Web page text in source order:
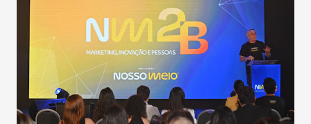
aumento de casos de dengue, influenza ou H1N1. Trata-se
de uma epidemia com um vírus diferente, com um poder de
contaminação maior que outros coronavírus”, apontou o
secretário. Segundo ele, é uma epidemia com chance de
contaminação alta, podendo gerar um grande risco à
população e ao sistema de saúde. “Precisamos saber fazer a